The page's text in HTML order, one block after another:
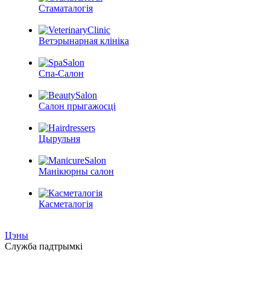
Стаматалогія
Ветэрынарная клініка
Спа-Салон
Салон прыгажосці
Цырульня
Манікюрны салон
Касметалогія
Цэны
Служба падтрымкі